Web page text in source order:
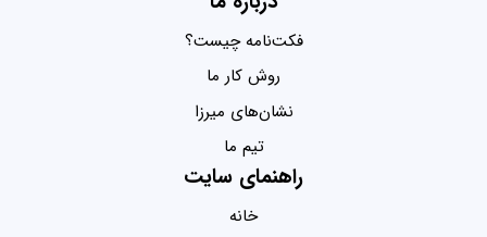
فکت‌نامه چیست؟
روش کار ما
نشان‌های میرزا
تیم ما
راهنمای سایت
خانه